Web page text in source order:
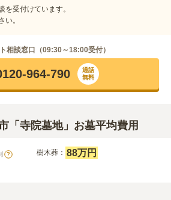
を受付けています。
い。
相談窓口（09:30～18:00受付）
964-790
通話
無料
「寺院墓地」お墓平均費用
? 樹木葬： 88万円